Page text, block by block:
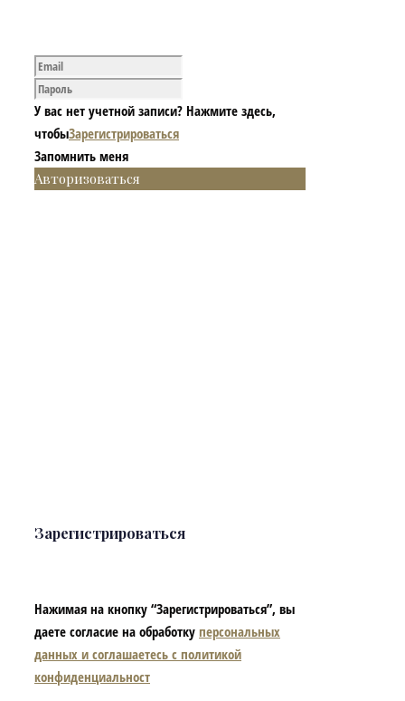
У вас нет учетной записи? Нажмите здесь,
чтобыЗарегистрироваться
Запомнить меня
Авторизоваться
Зарегистрироваться
Нажимая на кнопку “Зарегистрироваться”, вы
даете согласие на обработку персональных
данных и соглашаетесь с политикой
конфиденциальност